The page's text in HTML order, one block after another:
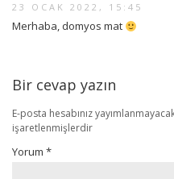
23 OCAK 2022, 15:45
Merhaba, domyos mat
Bir cevap yazın
E-posta hesabınız
işaretlenmişlerdir
Yorum *